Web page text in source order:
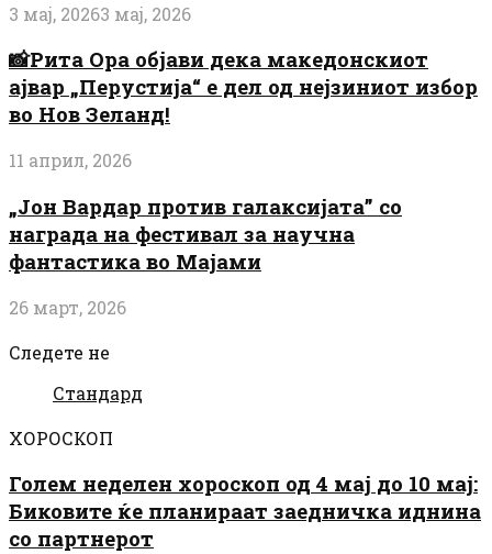
3 мај, 20263 мај, 2026
📸Рита Ора објави дека македонскиот
ајвар „Перустија“ е дел од нејзиниот избор
во Нов Зеланд!
11 април, 2026
„Јон Вардар против галаксијата” со
награда на фестивал за научна
фантастика во Мајами
26 март, 2026
Следете не
Стандард
ХОРОСКОП
Голем неделен хороскоп од 4 мај до 10 мај:
Биковите ќе планираат заедничка иднина
со партнерот